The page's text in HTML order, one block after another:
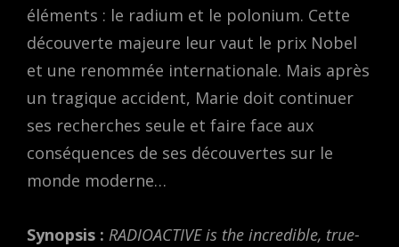
éléments : le radium et le polonium. Cette
découverte majeure leur vaut le prix Nobel
et une renommée internationale. Mais après
un tragique accident, Marie doit continuer
ses recherches seule et faire face aux
conséquences de ses découvertes sur le
monde moderne…
Synopsis : RADIOACTIVE is the incredible, true-